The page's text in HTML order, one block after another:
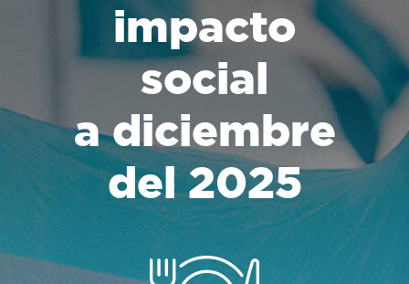
impacto
social
a diciembre
del 2025